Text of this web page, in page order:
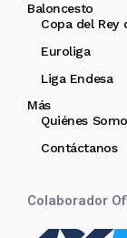
Baloncesto
Copa del Rey
Euroliga
Liga Endesa
Más
Quiénes
Contáctanos
Colaborador